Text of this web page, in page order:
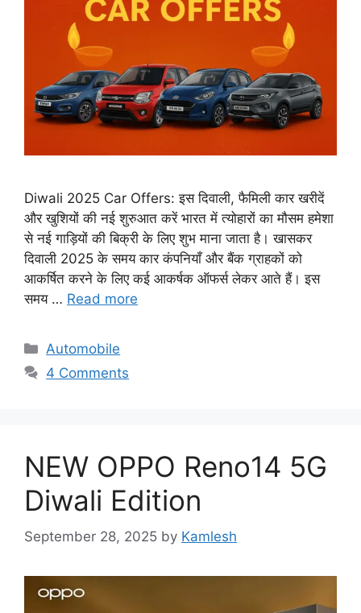
Diwali 2025 Car Offers: इस दिवाली, फैमिली कार खरीदें
और खुशियों की नई शुरुआत करें भारत में त्योहारों का मौसम हमेशा
से नई गाड़ियों की बिक्री के लिए शुभ माना जाता है। खासकर
दिवाली 2025 के समय कार कंपनियाँ और बैंक ग्राहकों को
आकर्षित करने के लिए कई आकर्षक ऑफर्स लेकर आते हैं। इस
समय … Read more
Categories
Automobile
4 Comments
NEW OPPO Reno14 5G
Diwali Edition
September 28, 2025 by Kamlesh